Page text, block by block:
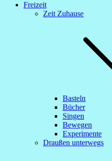
Freizeit
Zeit Zuhause
Basteln
Bücher
Singen
Bewegen
Experimente
Draußen unterwegs